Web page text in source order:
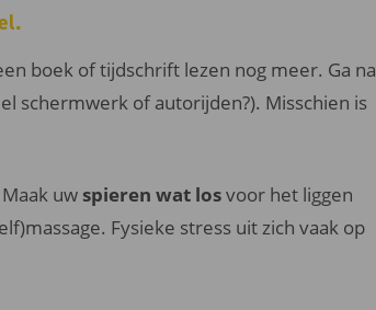
boek of tijdschrift lezen nog meer. Ga na
schermwerk of autorijden?). Misschien is
uw spieren wat losvoor het liggen
Fysieke stress uit zich vaak op